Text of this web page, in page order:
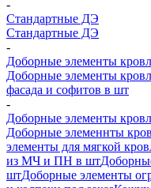
-
Стандартные ДЭ
Стандартные ДЭ
-
Доборные элементы
Доборные элементы
фасада и софитов в шт
-
Доборные элементы
Доборные элеменнты
элементы для мягкой
из МЧ и ПН в шт
штДоборные элементы